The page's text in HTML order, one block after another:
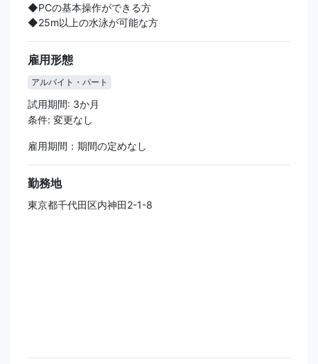
◆PCの基本操作ができる方
◆25m以上の水泳が可能な方
雇用形態
アルバイト・パート
試用期間: 3か月
条件: 変更なし
雇用期間：期間の定めなし
勤務地
東京都千代田区内神田2-1-8